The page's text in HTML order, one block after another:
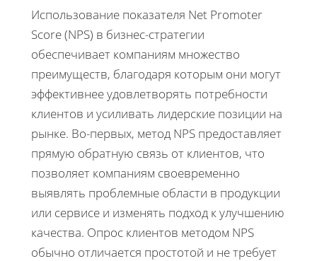
Использование показателя Net Promoter
Score (NPS) в бизнес-стратегии
обеспечивает компаниям множество
преимуществ, благодаря которым они могут
эффективнее удовлетворять потребности
клиентов и усиливать лидерские позиции на
рынке. Во-первых, метод NPS предоставляет
прямую обратную связь от клиентов, что
позволяет компаниям своевременно
выявлять проблемные области в продукции
или сервисе и изменять подход к улучшению
качества. Опрос клиентов методом NPS
обычно отличается простотой и не требует